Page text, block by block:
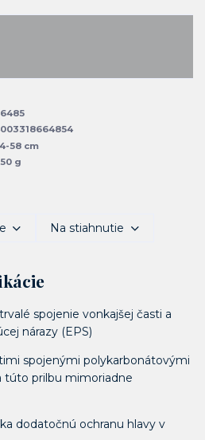
58 cm
g
Na stiahnutie
spojenie vonkajšej časti a
nárazy (EPS)
spojenými polykarbonátovými
túto prilbu mimoriadne
dodatočnú ochranu hlavy v